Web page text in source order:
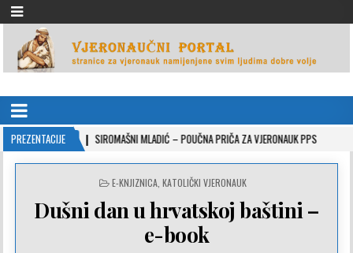
VJERONAUČNI PORTAL
PREZENTACIJE
10-26 SIROMAŠNI MLADIĆ – POUČNA PRIČA ZA VJERONAUK PPS 2021-05-
POSTED
E-KNJIZNICA, KATOLIČKI VJERONAUK
Dušni dan u hrvatskoj baštini –
e-book